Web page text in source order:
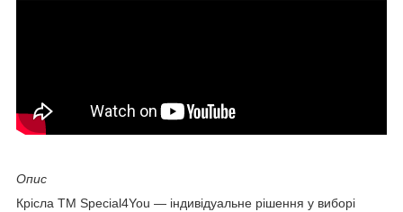
Опис
Крісла ТМ Special4You — індивідуальне рішення у виборі